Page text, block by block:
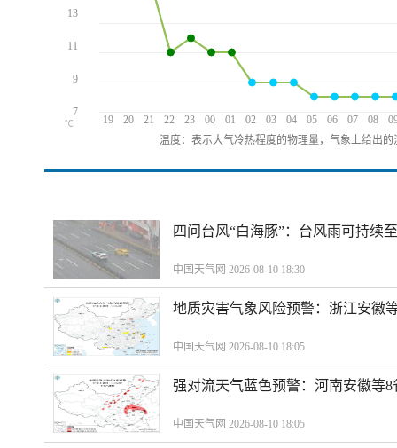
19 20 21 22 23 00 01 02 03 04 05 06 07 08
13
11
9
7
℃
温度：表示大气冷热程度的物理量，气象上给出
四问台风“白海豚”：台风雨可持续
中国天气网 2026-08-10 18:30
地质灾害气象风险预警：浙江安徽
中国天气网 2026-08-10 18:05
强对流天气蓝色预警：河南安徽等
中国天气网 2026-08-10 18:05